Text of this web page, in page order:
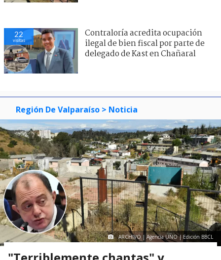
22
visitas
Contraloría acredita ocupación
ilegal de bien fiscal por parte de
delegado de Kast en Chañaral
Región De Valparaíso > Noticia
ARCHIVO | Agencia UNO | Edición BBCL